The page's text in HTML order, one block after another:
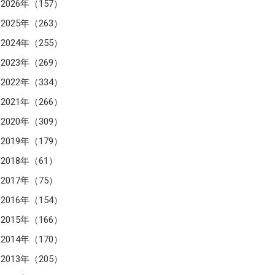
2026年（157）
2025年（263）
2024年（255）
2023年（269）
2022年（334）
2021年（266）
2020年（309）
2019年（179）
2018年（61）
2017年（75）
2016年（154）
2015年（166）
2014年（170）
2013年（205）